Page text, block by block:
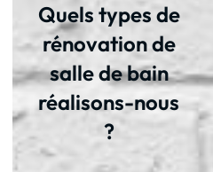
Quels types de
rénovation de
salle de bain
réalisons-nous
?